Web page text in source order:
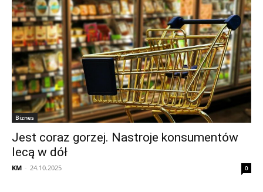
Biznes
Jest coraz gorzej. Nastroje konsumentów
lecą w dół
KM - 24.10.2025 0